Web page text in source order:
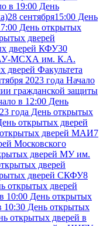
в 19:00 День
28 сентября15:00 День
День открытых
дверей
дверей КФУ30
МСХА им. К.А.
дверей Факультета
2023 года Начало
гражданской защиты
в 12:00 День
года День открытых
открытых дверей
открытых дверей МАИ7
Московского
дверей МУ им.
дверей
дверей СКФУ8
открытых дверей
10:00 День открытых
10:30 День открытых
открытых дверей в